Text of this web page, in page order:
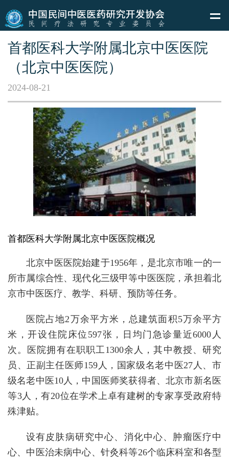
首都医科大学附属北京中医医院
（北京中医医院）
2024-08-21
首都医科大学附属北京中医医院概况
北京中医医院始建于1956年，是北京市唯一的一
所市属综合性、现代化三级甲等中医医院，承担着北
京市中医医疗、教学、科研、预防等任务。
医院占地2万余平方米，总建筑面积5万余平方
米，开设住院床位597张，日均门急诊量近6000人
次。医院拥有在职职工1300余人，其中教授、研究
员、正副主任医师159人，国家级名老中医27人、市
级名老中医10人，中国医师奖获得者、北京市新名医
等3人，有20位在学术上卓有建树的专家享受政府特
殊津贴。
设有皮肤病研究中心、消化中心、肿瘤医疗中
心、中医治未病中心、针灸科等26个临床科室和各型